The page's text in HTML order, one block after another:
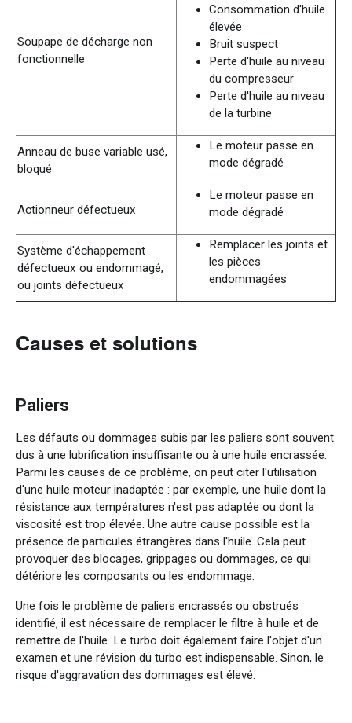
Soupape de décharge non
fonctionnelle
Consommation d'huile
élevée
Bruit suspect
Perte d'huile au niveau
du compresseur
Perte d'huile au niveau
de la turbine
Anneau de buse variable usé,
bloqué
Le moteur passe en
mode dégradé
Actionneur défectueux
Le moteur passe en
mode dégradé
Système d'échappement
défectueux ou endommagé,
ou joints défectueux
Remplacer les joints et
les pièces
endommagées
Causes et solutions
Paliers
Les défauts ou dommages subis par les paliers sont souvent
dus à une lubrification insuffisante ou à une huile encrassée.
Parmi les causes de ce problème, on peut citer l'utilisation
d'une huile moteur inadaptée : par exemple, une huile dont la
résistance aux températures n'est pas adaptée ou dont la
viscosité est trop élevée. Une autre cause possible est la
présence de particules étrangères dans l'huile. Cela peut
provoquer des blocages, grippages ou dommages, ce qui
détériore les composants ou les endommage.
Une fois le problème de paliers encrassés ou obstrués
identifié, il est nécessaire de remplacer le filtre à huile et de
remettre de l'huile. Le turbo doit également faire l'objet d'un
examen et une révision du turbo est indispensable. Sinon, le
risque d'aggravation des dommages est élevé.